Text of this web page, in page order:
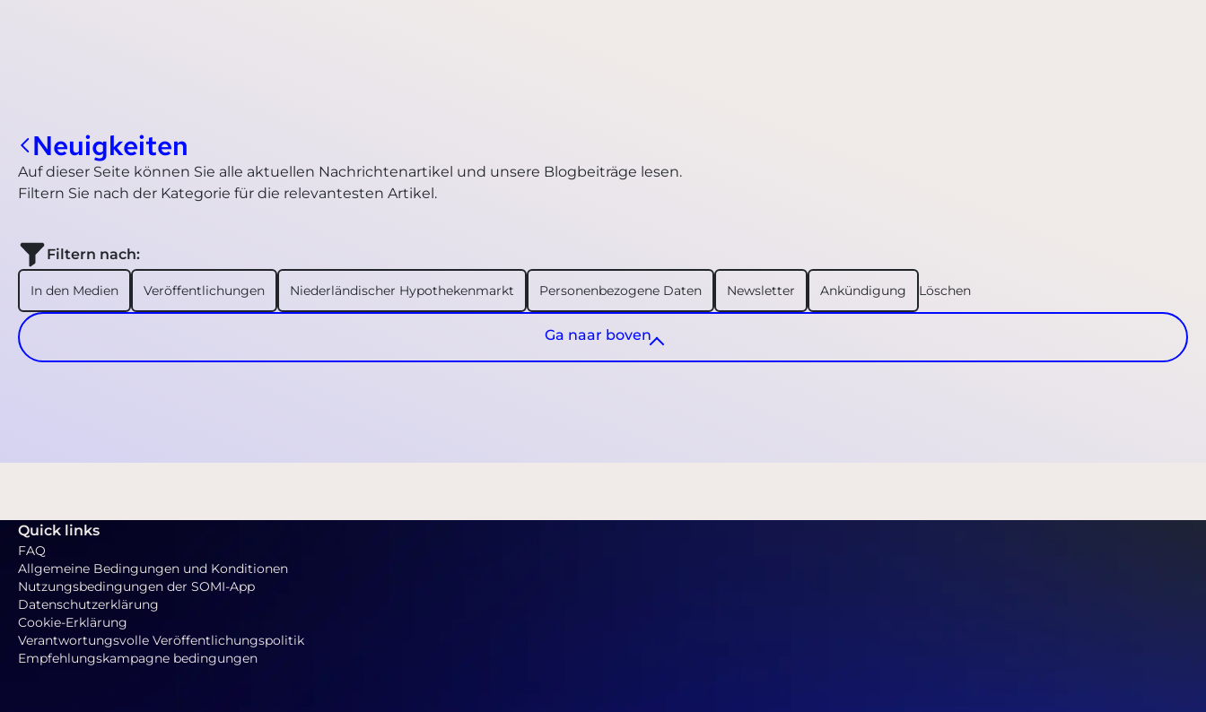
Neuigkeiten
Auf dieser Seite können Sie alle aktuellen Nachrichtenartikel und unsere Blogbeiträge lesen.
Filtern Sie nach der Kategorie für die relevantesten Artikel.
Filtern nach:
In den Medien Veröffentlichungen Niederländischer Hypothekenmarkt Personenbezogene Daten Newsletter Ankündigung Löschen
Ga naar boven
Quick links
FAQ
Allgemeine Bedingungen und Konditionen
Nutzungsbedingungen der SOMI-App
Datenschutzerklärung
Cookie-Erklärung
Verantwortungsvolle Veröffentlichungspolitik
Empfehlungskampagne bedingungen